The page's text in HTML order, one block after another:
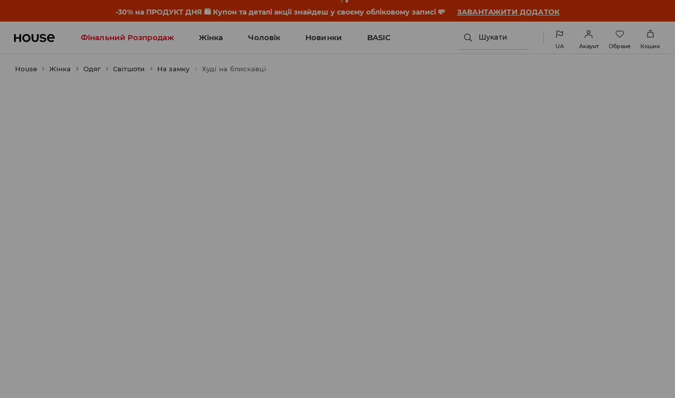
-30% на ПРОДУКТ ДНЯ 🛍️ Купон та деталі акції знайдеш у своєму обліковому записі 💸 ЗАВАНТАЖИТИ ДОДАТОК
Фінальний Розпродаж Жінка Чоловік Новинки BASIC
Influencers' Faves
Шукати
UA Акаунт Обране Кошик
House Жінка Одяг Світшоти На замку Худі на блискавці